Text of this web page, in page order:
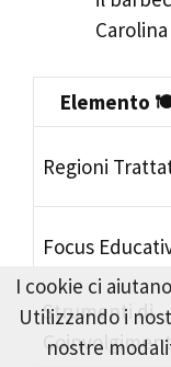
Elemento
Regioni
Focus
Strumenti di
I cookie ci
Utilizzando i
nostre